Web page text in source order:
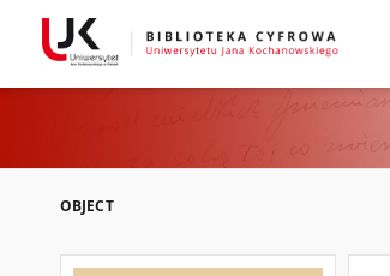
OBJECT